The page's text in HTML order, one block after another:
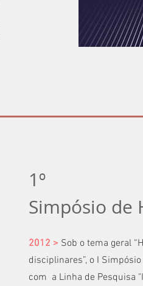
1º
Simpósio de
2012 > Sob o tema geral
disciplinares”, o I
com a Linha de Pesquisa